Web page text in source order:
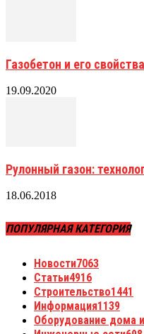
Газобетон и его
19.09.2020
Рулонный газон:
18.06.2018
ПОПУЛЯРНАЯ КАТЕГОРИЯ
Новости7063
Статьи4916
Строительство1441
Информация1139
Оборудование дома